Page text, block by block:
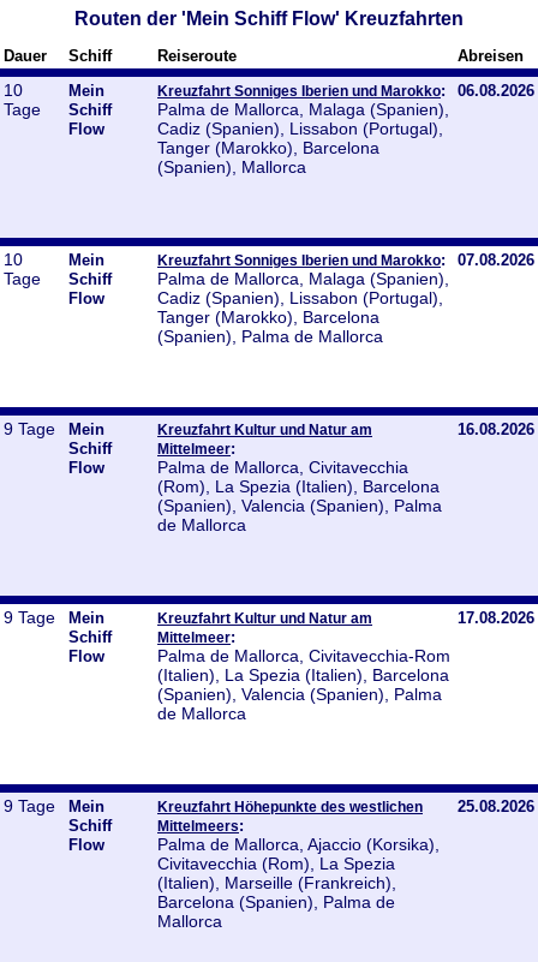
Routen der 'Mein Schiff Flow' Kreuzfahrten
Dauer Schiff Reiseroute Abreisen
10
Tage
Mein
Schiff
Flow
Kreuzfahrt Sonniges Iberien und Marokko:
Palma de Mallorca, Malaga (Spanien),
Cadiz (Spanien), Lissabon (Portugal),
Tanger (Marokko), Barcelona
(Spanien), Mallorca
06.08.2026
10
Tage
Mein
Schiff
Flow
Kreuzfahrt Sonniges Iberien und Marokko:
Palma de Mallorca, Malaga (Spanien),
Cadiz (Spanien), Lissabon (Portugal),
Tanger (Marokko), Barcelona
(Spanien), Palma de Mallorca
07.08.2026
9 Tage
Mein
Schiff
Flow
Kreuzfahrt Kultur und Natur am
Mittelmeer:
Palma de Mallorca, Civitavecchia
(Rom), La Spezia (Italien), Barcelona
(Spanien), Valencia (Spanien), Palma
de Mallorca
16.08.2026
9 Tage
Mein
Schiff
Flow
Kreuzfahrt Kultur und Natur am
Mittelmeer:
Palma de Mallorca, Civitavecchia-Rom
(Italien), La Spezia (Italien), Barcelona
(Spanien), Valencia (Spanien), Palma
de Mallorca
17.08.2026
9 Tage
Mein
Schiff
Flow
Kreuzfahrt Höhepunkte des westlichen
Mittelmeers:
Palma de Mallorca, Ajaccio (Korsika),
Civitavecchia (Rom), La Spezia
(Italien), Marseille (Frankreich),
Barcelona (Spanien), Palma de
Mallorca
25.08.2026